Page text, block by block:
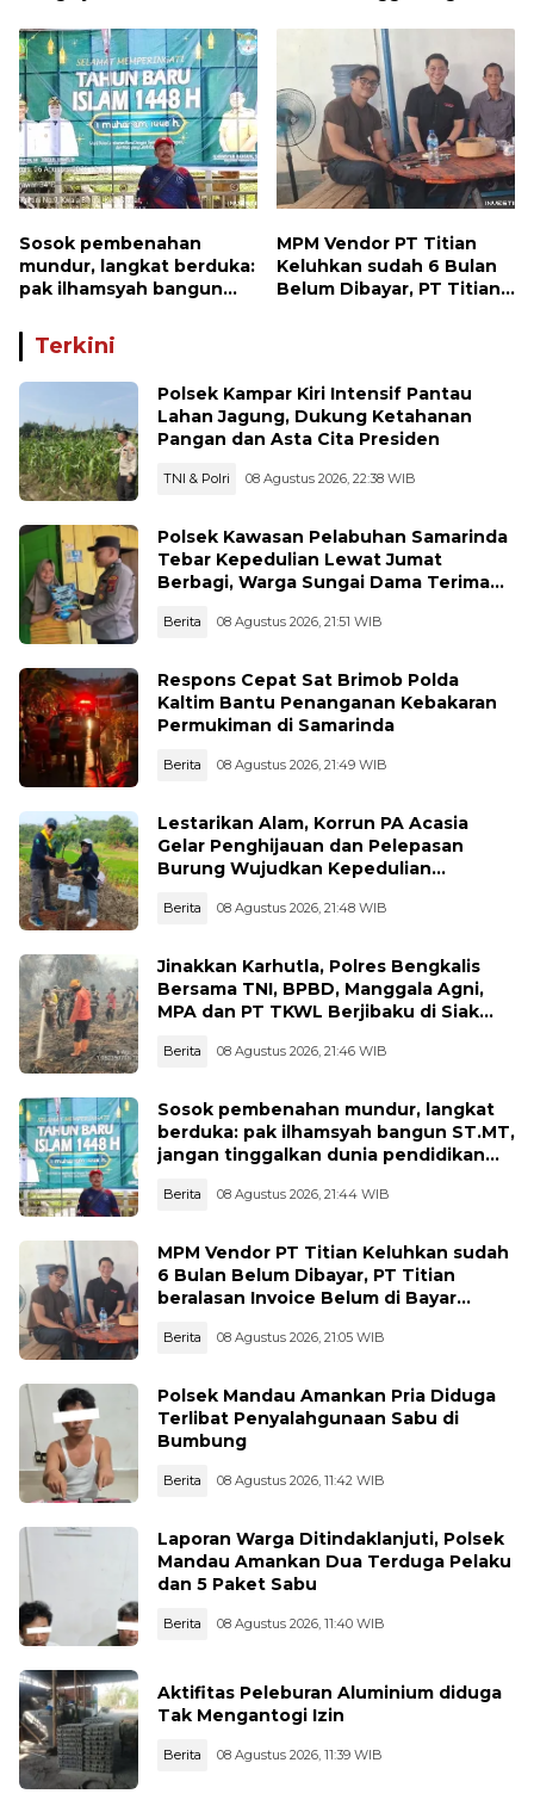
Wujudkan Kepedulian
Lingkungan
Berjibaku di Siak Kecil
dan Mandau
Sosok pembenahan
mundur, langkat berduka:
pak ilhamsyah bangun
dunia pendidikan kita
MPM Vendor PT Titian
Keluhkan sudah 6 Bulan
Belum Dibayar, PT Titian
Terkini
Polsek Kampar Kiri Intensif Pantau
Lahan Jagung, Dukung Ketahanan
Pangan dan Asta Cita Presiden
TNI & Polri 08 Agustus 2026, 22:38 WIB
Polsek Kawasan Pelabuhan Samarinda
Tebar Kepedulian Lewat Jumat
Berbagi, Warga Sungai Dama Terima
Berita 08 Agustus 2026, 21:51 WIB
Respons Cepat Sat Brimob Polda
Kaltim Bantu Penanganan Kebakaran
Permukiman di Samarinda
Berita 08 Agustus 2026, 21:49 WIB
Lestarikan Alam, Korrun PA Acasia
Gelar Penghijauan dan Pelepasan
Burung Wujudkan Kepedulian
Berita 08 Agustus 2026, 21:48 WIB
Jinakkan Karhutla, Polres Bengkalis
Bersama TNI, BPBD, Manggala Agni,
MPA dan PT TKWL Berjibaku di Siak
Berita 08 Agustus 2026, 21:46 WIB
Sosok pembenahan mundur, langkat
berduka: pak ilhamsyah bangun ST.MT,
jangan tinggalkan dunia pendidikan
Berita 08 Agustus 2026, 21:44 WIB
MPM Vendor PT Titian Keluhkan sudah
6 Bulan Belum Dibayar, PT Titian
beralasan Invoice Belum di Bayar
Berita 08 Agustus 2026, 21:05 WIB
Polsek Mandau Amankan Pria Diduga
Terlibat Penyalahgunaan Sabu di
Bumbung
Berita 08 Agustus 2026, 11:42 WIB
Laporan Warga Ditindaklanjuti, Polsek
Mandau Amankan Dua Terduga Pelaku
dan 5 Paket Sabu
Berita 08 Agustus 2026, 11:40 WIB
Aktifitas Peleburan Aluminium diduga
Tak Mengantogi Izin
Berita 08 Agustus 2026, 11:39 WIB